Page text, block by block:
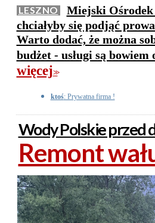
LESZNO
Miejski Ośrodek
chciałyby się podjąć
Warto dodać, że można
budżet - usługi są
więcej>>
ktoś: Prywatna firma !
Wody Polskie przed
Remont